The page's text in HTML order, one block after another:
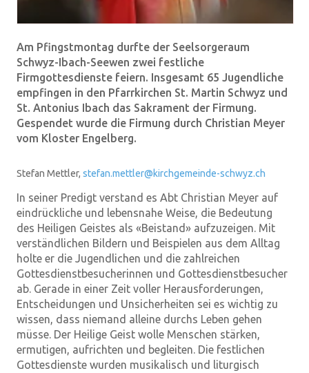
Am Pfingstmontag durfte der Seelsorgeraum
Schwyz-Ibach-Seewen zwei festliche
Firmgottesdienste feiern. Insgesamt 65 Jugendliche
empfingen in den Pfarrkirchen St. Martin Schwyz und
St. Antonius Ibach das Sakrament der Firmung.
Gespendet wurde die Firmung durch Christian Meyer
vom Kloster Engelberg.
Stefan Mettler, stefan.mettler@kirchgemeinde-schwyz.ch
In seiner Predigt verstand es Abt Christian Meyer auf
eindrückliche und lebensnahe Weise, die Bedeutung
des Heiligen Geistes als «Beistand» aufzuzeigen. Mit
verständlichen Bildern und Beispielen aus dem Alltag
holte er die Jugendlichen und die zahlreichen
Gottesdienstbesucherinnen und Gottesdienstbesucher
ab. Gerade in einer Zeit voller Herausforderungen,
Entscheidungen und Unsicherheiten sei es wichtig zu
wissen, dass niemand alleine durchs Leben gehen
müsse. Der Heilige Geist wolle Menschen stärken,
ermutigen, aufrichten und begleiten. Die festlichen
Gottesdienste wurden musikalisch und liturgisch